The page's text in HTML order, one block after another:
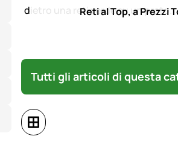
Reti al Top, a Prezzi
Tutti gli articoli di questa